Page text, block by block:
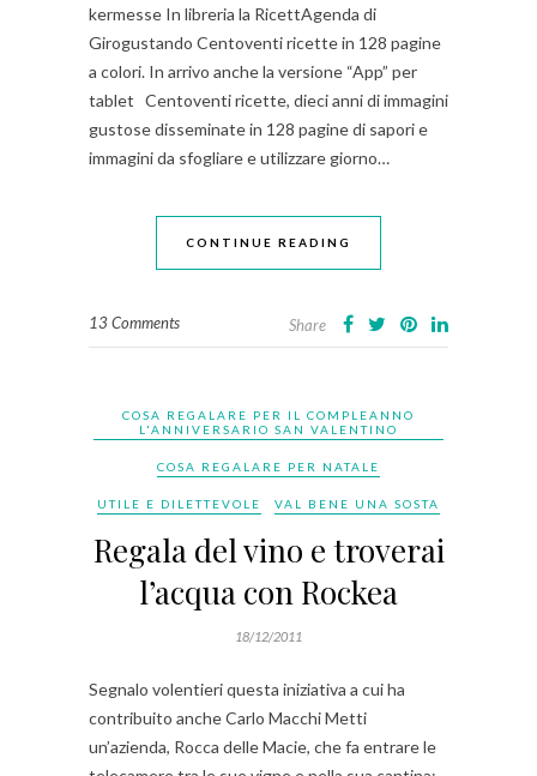
kermesse In libreria la RicettAgenda di
Girogustando Centoventi ricette in 128 pagine
a colori. In arrivo anche la versione “App” per
tablet Centoventi ricette, dieci anni di immagini
gustose disseminate in 128 pagine di sapori e
immagini da sfogliare e utilizzare giorno…
CONTINUE READING
13 Comments Share
COSA REGALARE PER IL COMPLEANNO
L'ANNIVERSARIO SAN VALENTINO
COSA REGALARE PER NATALE
UTILE E DILETTEVOLE VAL BENE UNA SOSTA
Regala del vino e troverai
l’acqua con Rockea
18/12/2011
Segnalo volentieri questa iniziativa a cui ha
contribuito anche Carlo Macchi Metti
un’azienda, Rocca delle Macie, che fa entrare le